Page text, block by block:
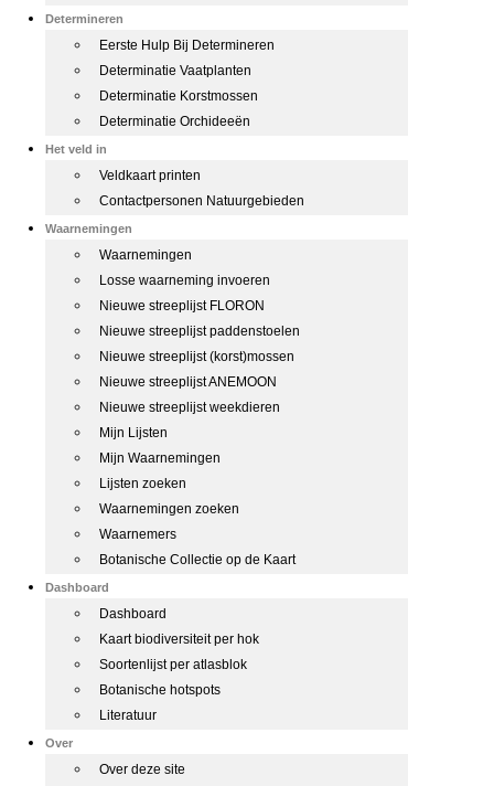
Determineren
Eerste Hulp Bij Determineren
Determinatie Vaatplanten
Determinatie Korstmossen
Determinatie Orchideeën
Het veld in
Veldkaart printen
Contactpersonen Natuurgebieden
Waarnemingen
Waarnemingen
Losse waarneming invoeren
Nieuwe streeplijst FLORON
Nieuwe streeplijst paddenstoelen
Nieuwe streeplijst (korst)mossen
Nieuwe streeplijst ANEMOON
Nieuwe streeplijst weekdieren
Mijn Lijsten
Mijn Waarnemingen
Lijsten zoeken
Waarnemingen zoeken
Waarnemers
Botanische Collectie op de Kaart
Dashboard
Dashboard
Kaart biodiversiteit per hok
Soortenlijst per atlasblok
Botanische hotspots
Literatuur
Over
Over deze site